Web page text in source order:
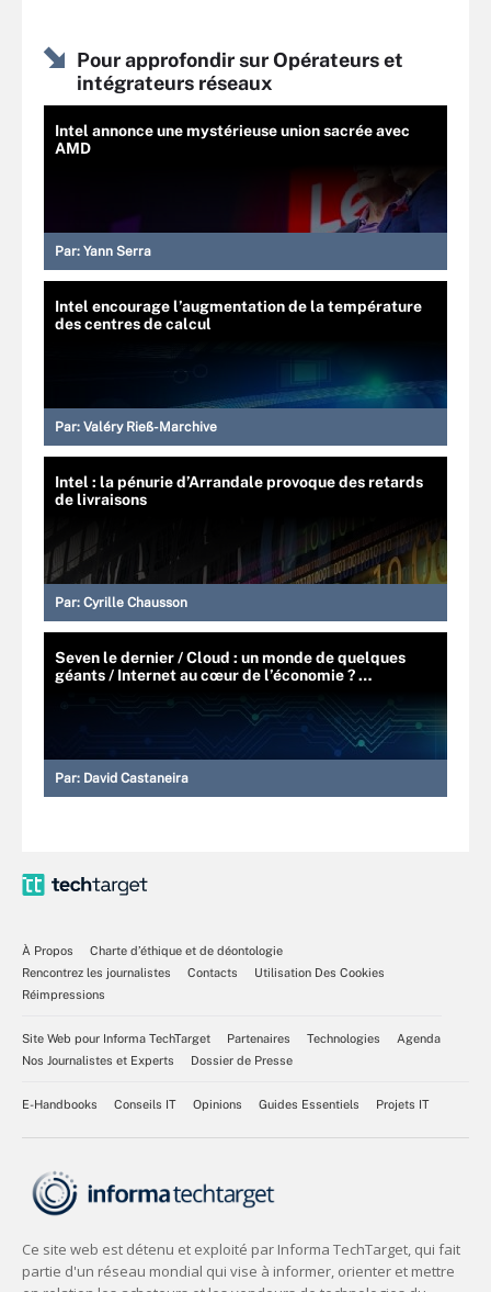
Pour approfondir sur Opérateurs et
intégrateurs réseaux
Intel annonce une mystérieuse union sacrée avec
AMD
Par: Yann Serra
Intel encourage l’augmentation de la température
des centres de calcul
Par: Valéry Rieß-Marchive
Intel : la pénurie d’Arrandale provoque des retards
de livraisons
Par: Cyrille Chausson
Seven le dernier / Cloud : un monde de quelques
géants / Internet au cœur de l’économie ? …
Par: David Castaneira
À Propos
Charte d’éthique et de déontologie
Rencontrez les journalistes
Contacts
Utilisation Des Cookies
Réimpressions
Site Web pour Informa TechTarget Partenaires Technologies
Agenda
Nos Journalistes et Experts
Dossier de Presse
E-Handbooks Conseils IT Opinions Guides Essentiels Projets IT